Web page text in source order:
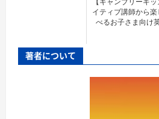
イティブ講師から楽
べるお子さま向け
著者について